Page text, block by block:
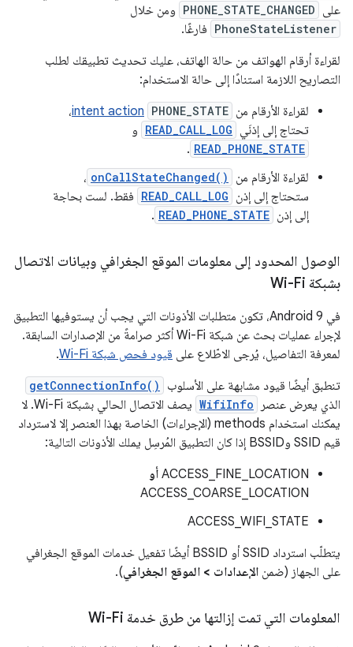
على PHONE_STATE_CHANGED ومن خلال
PhoneStateListener فارغًا.
لقراءة أرقام الهواتف من حالة الهاتف، عليك تحديث تطبيقك لطلب
التصاريح اللازمة استنادًا إلى حالة الاستخدام:
لقراءة الأرقام من PHONE_STATE
intent action،
تحتاج إلى إذنَي READ_CALL_LOG و
READ_PHONE_STATE
.
لقراءة الأرقام من
onCallStateChanged() ،
ستحتاج إلى إذن READ_CALL_LOG فقط. لست بحاجة
إلى إذن READ_PHONE_STATE
.
الوصول المحدود إلى معلومات الموقع الجغرافي وبيانات الاتصال
بشبكة Wi-Fi
في Android 9، تكون متطلبات الأذونات التي يجب أن يستوفيها التطبيق
لإجراء عمليات بحث عن شبكة Wi-Fi أكثر صرامةً من الإصدارات السابقة.
لمعرفة التفاصيل، يُرجى الاطّلاع على قيود فحص شبكة Wi-Fi
.
تنطبق أيضًا قيود مشابهة على الأسلوب
getConnectionInfo()
الذي يعرض عنصر WifiInfo
يصف الاتصال الحالي بشبكة Wi-Fi. لا
يمكنك استخدام methods (الإجراءات) الخاصة بهذا العنصر إلا لاسترداد
قيم SSID وBSSID إذا كان التطبيق المُرسِل يملك الأذونات التالية:
ACCESS_FINE_LOCATION أو
ACCESS_COARSE_LOCATION
ACCESS_WIFI_STATE
يتطلّب استرداد SSID أو BSSID أيضًا تفعيل خدمات الموقع الجغرافي
على الجهاز (ضمن الإعدادات > الموقع الجغرافي).
المعلومات التي تمت إزالتها من طرق خدمة Wi-Fi